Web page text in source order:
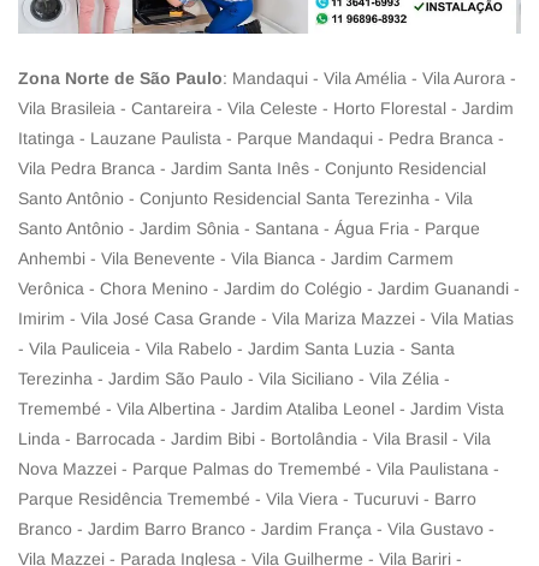
Zona Norte de São Paulo: Mandaqui - Vila Amélia - Vila Aurora -
Vila Brasileia - Cantareira - Vila Celeste - Horto Florestal - Jardim
Itatinga - Lauzane Paulista - Parque Mandaqui - Pedra Branca -
Vila Pedra Branca - Jardim Santa Inês - Conjunto Residencial
Santo Antônio - Conjunto Residencial Santa Terezinha - Vila
Santo Antônio - Jardim Sônia - Santana - Água Fria - Parque
Anhembi - Vila Benevente - Vila Bianca - Jardim Carmem
Verônica - Chora Menino - Jardim do Colégio - Jardim Guanandi -
Imirim - Vila José Casa Grande - Vila Mariza Mazzei - Vila Matias
- Vila Pauliceia - Vila Rabelo - Jardim Santa Luzia - Santa
Terezinha - Jardim São Paulo - Vila Siciliano - Vila Zélia -
Tremembé - Vila Albertina - Jardim Ataliba Leonel - Jardim Vista
Linda - Barrocada - Jardim Bibi - Bortolândia - Vila Brasil - Vila
Nova Mazzei - Parque Palmas do Tremembé - Vila Paulistana -
Parque Residência Tremembé - Vila Viera - Tucuruvi - Barro
Branco - Jardim Barro Branco - Jardim França - Vila Gustavo -
Vila Mazzei - Parada Inglesa - Vila Guilherme - Vila Bariri -